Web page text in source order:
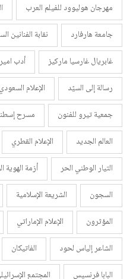
مهرجان هوليوود للفيلم العرب
جامعة هارفارد
نقابة الفنانين
غابريال غارسيا ماركيز
أدب
رسالة إلى السيّد
الإعلام السعودي
جمعية تيرو للفنون
مسرح
العالم الجديد
الإعلام القطري
التيار الوطني الحر
أزمة الهوية
السجون
الشريعة الإسلامية
المؤثرون
الإعلام الإماراتي
الشاعر إلياس لحود
الفاتيكان
البابا فرنسيس
المجتمع